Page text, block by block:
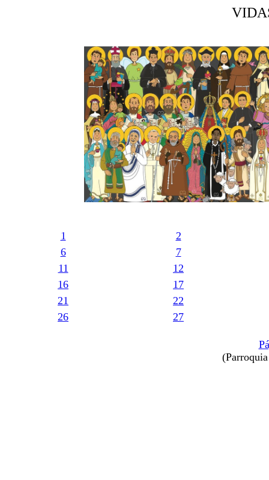
1
2
6
7
11
12
16
17
21
22
26
27